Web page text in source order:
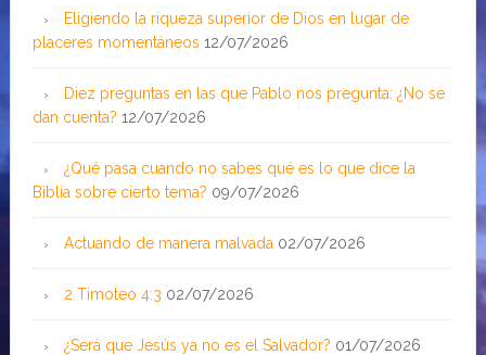
Eligiendo la riqueza superior de Dios en lugar de
placeres momentáneos 12/07/2026
Diez preguntas en las que Pablo nos pregunta: ¿No se
dan cuenta? 12/07/2026
¿Qué pasa cuando no sabes qué es lo que dice la
Biblia sobre cierto tema? 09/07/2026
Actuando de manera malvada 02/07/2026
2 Timoteo 4:3 02/07/2026
¿Será que Jesús ya no es el Salvador? 01/07/2026